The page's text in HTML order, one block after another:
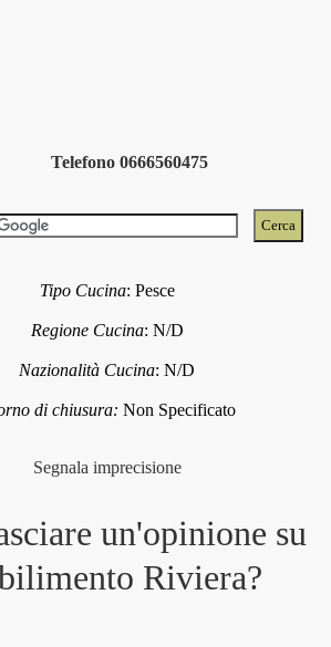
Telefono 0666560475
Tipo Cucina: Pesce
Regione Cucina: N/D
Nazionalità Cucina:N/D
di chiusura: Non Specificato
Segnala imprecisione
un'opinione su
Riviera?